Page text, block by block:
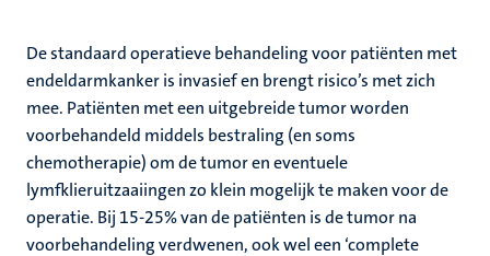
De standaard operatieve behandeling voor patiënten met
endeldarmkanker is invasief en brengt risico’s met zich
mee. Patiënten met een uitgebreide tumor worden
voorbehandeld middels bestraling (en soms
chemotherapie) om de tumor en eventuele
lymfklieruitzaaiingen zo klein mogelijk te maken voor de
operatie. Bij 15-25% van de patiënten is de tumor na
voorbehandeling verdwenen, ook wel een ‘complete